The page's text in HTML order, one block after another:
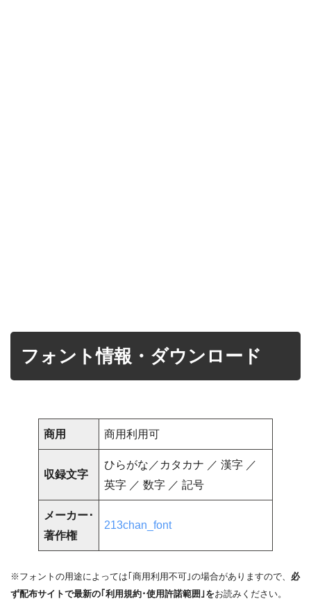
フォント情報・ダウンロード
商用 商用利用可
収録文字
ひらがな／カタカナ ／ 漢字 ／
英字 ／ 数字 ／ 記号
メーカー･
著作権
213chan_font
※フォントの用途によっては｢商用利用不可｣の場合がありますので、 必
ず配布サイトで最新の｢利用規約･使用許諾範囲｣をお読みください。